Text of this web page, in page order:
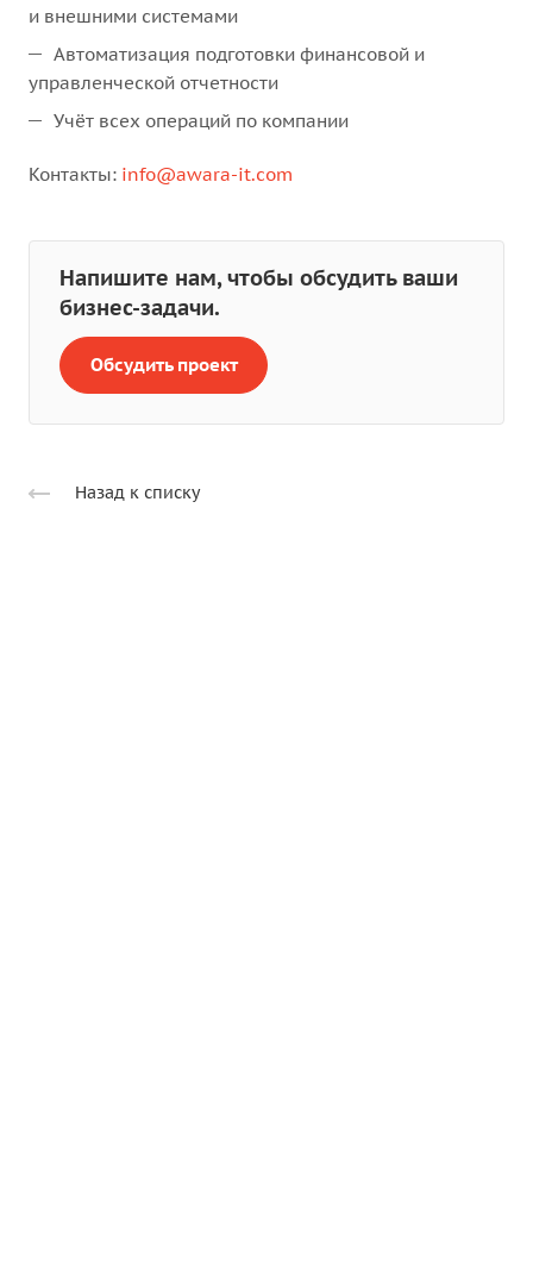
и внешними системами
Автоматизация подготовки финансовой и
управленческой отчетности
Учёт всех операций по компании
Контакты: info@awara-it.com
Напишите нам, чтобы обсудить ваши
бизнес-задачи.
Обсудить проект
Назад к списку